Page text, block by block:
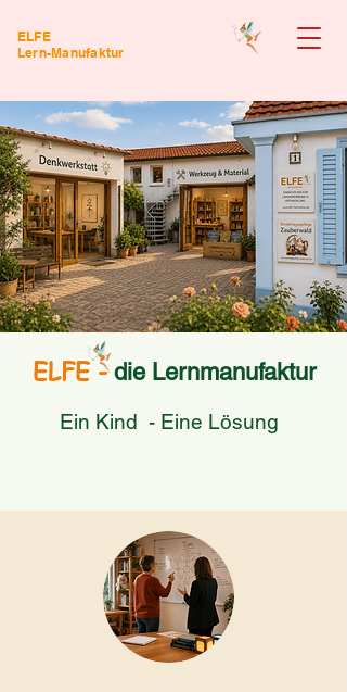
ELFE
Lern-Manufaktur
ELFE -die Lernmanufaktur
Ein Kind - Eine Lösung